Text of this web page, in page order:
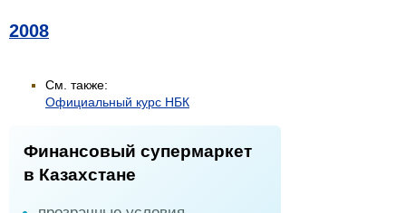
2008
См. также:
Официальный курс НБК
Финансовый супермаркет
в Казахстане